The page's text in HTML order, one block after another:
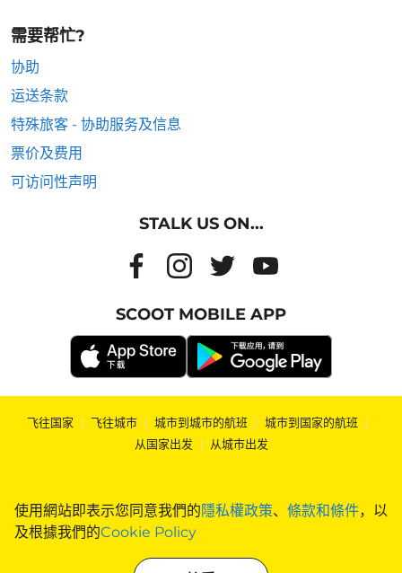
使用網站即表示您同意我們的隱私權政策、 條款和條件，以
及根據我們的Cookie Policy
需要帮忙?
协助
运送条款
特殊旅客 - 协助服务及信息
票价及费用
可访问性声明
STALK US ON...
SCOOT MOBILE APP
飞往国家 | 飞往城市 | 城市到城市的航班 | 城市到国家的航班 |
从国家出发 | 从城市出发